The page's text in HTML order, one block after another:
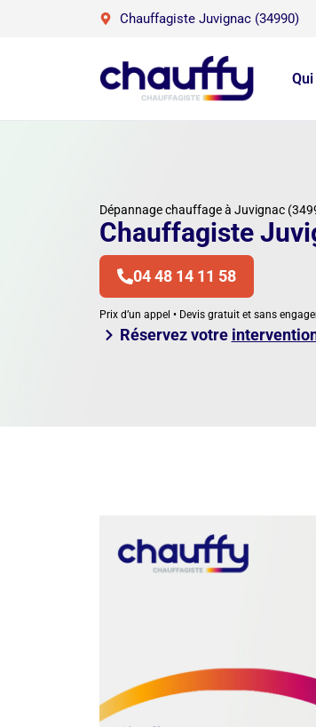
Chauffagiste Juvignac (34990)
Dépannage chauffage à Juvignac
Chauffagiste
04 48 14 11 58
Prix d’un appel • Devis gratuit et sans
Réservez votre